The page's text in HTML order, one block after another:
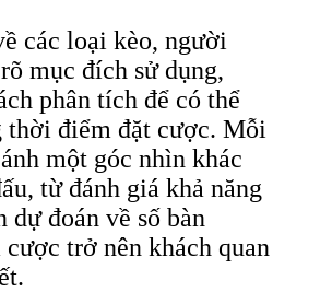
các loại kèo, người
mục đích sử dụng,
phân tích để có thể
thời điểm đặt cược. Mỗi
một góc nhìn khác
từ đánh giá khả năng
dự đoán về số bàn
trở nên khách quan